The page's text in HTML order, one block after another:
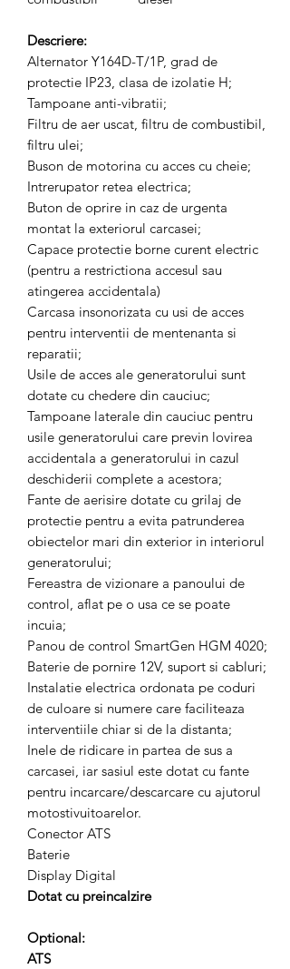
Descriere:
Alternator Y164D-T/1P, grad de
protectie IP23, clasa de izolatie H;
Tampoane anti-vibratii;
Filtru de aer uscat, filtru de combustibil,
filtru ulei;
Buson de motorina cu acces cu cheie;
Intrerupator retea electrica;
Buton de oprire in caz de urgenta
montat la exteriorul carcasei;
Capace protectie borne curent electric
(pentru a restrictiona accesul sau
atingerea accidentala)
Carcasa insonorizata cu usi de acces
pentru interventii de mentenanta si
reparatii;
Usile de acces ale generatorului sunt
dotate cu chedere din cauciuc;
Tampoane laterale din cauciuc pentru
usile generatorului care previn lovirea
accidentala a generatorului in cazul
deschiderii complete a acestora;
Fante de aerisire dotate cu grilaj de
protectie pentru a evita patrunderea
obiectelor mari din exterior in interiorul
generatorului;
Fereastra de vizionare a panoului de
control, aflat pe o usa ce se poate
incuia;
Panou de control SmartGen HGM 4020;
Baterie de pornire 12V, suport si cabluri;
Instalatie electrica ordonata pe coduri
de culoare si numere care faciliteaza
interventiile chiar si de la distanta;
Inele de ridicare in partea de sus a
carcasei, iar sasiul este dotat cu fante
pentru incarcare/descarcare cu ajutorul
motostivuitoarelor.
Conector ATS
Baterie
Display Digital
Dotat cu preincalzire
Optional:
ATS